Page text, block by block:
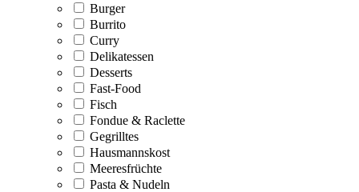
Burger
Burrito
Curry
Delikatessen
Desserts
Fast-Food
Fisch
Fondue & Raclette
Gegrilltes
Hausmannskost
Meeresfrüchte
Pasta & Nudeln